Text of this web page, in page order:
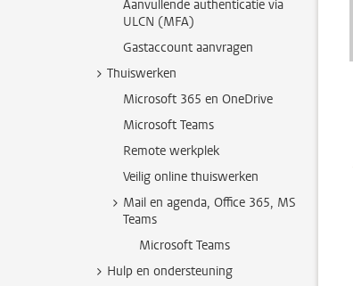
Aanvullende authenticatie via
ULCN (MFA)
Gastaccount aanvragen
Thuiswerken
Microsoft 365 en OneDrive
Microsoft Teams
Remote werkplek
Veilig online thuiswerken
Mail en agenda, Office 365, MS
Teams
Microsoft Teams
Hulp en ondersteuning